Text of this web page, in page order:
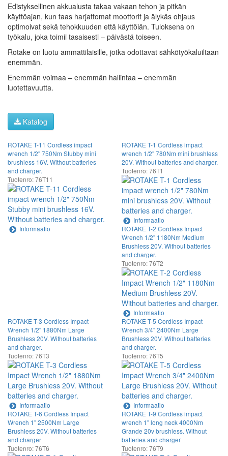
Edistyksellinen akkualusta takaa vakaan tehon ja pitkän
käyttöajan, kun taas harjattomat moottorit ja älykäs ohjaus
optimoivat sekä tehokkuuden että käyttöiän. Tuloksena on
työkalu, joka toimii tasaisesti – päivästä toiseen.
Rotake on luotu ammattilaisille, jotka odottavat sähkötyökaluiltaan
enemmän.
Enemmän voimaa – enemmän hallintaa – enemmän
luotettavuutta.
Katalog
ROTAKE T-11 Cordless impact
wrench 1/2" 750Nm Stubby mini
brushless 16V. Without batteries
and charger.
Tuotenro: 76T11
Informaatio
ROTAKE T-1 Cordless impact
wrench 1/2" 780Nm mini brushless
20V. Without batteries and charger.
Tuotenro: 76T1
Informaatio
ROTAKE T-2 Cordless Impact
Wrench 1/2" 1180Nm Medium
Brushless 20V. Without batteries
and charger.
Tuotenro: 76T2
Informaatio
ROTAKE T-3 Cordless Impact
Wrench 1/2" 1880Nm Large
Brushless 20V. Without batteries
and charger.
Tuotenro: 76T3
Informaatio
ROTAKE T-5 Cordless Impact
Wrench 3/4" 2400Nm Large
Brushless 20V. Without batteries
and charger.
Tuotenro: 76T5
Informaatio
ROTAKE T-6 Cordless Impact
Wrench 1" 2500Nm Large
Brushless 20V. Without batteries
and charger
Tuotenro: 76T6
ROTAKE T-9 Cordless impact
wrench 1" long neck 4000Nm
Grande 20v brushless. Without
batteries and charger
Tuotenro: 76T9